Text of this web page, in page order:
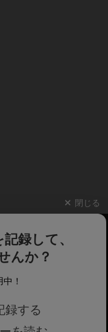
閉じる
録して、
んか？
！
録する